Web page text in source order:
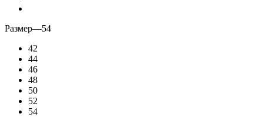
Размер—54
42
44
46
48
50
52
54